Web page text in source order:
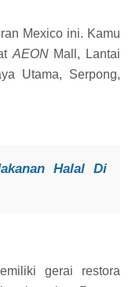
Mexico ini. Kamu
AEONMall, Lantai
Utama, Serpong,
Halal Di
gerai restora